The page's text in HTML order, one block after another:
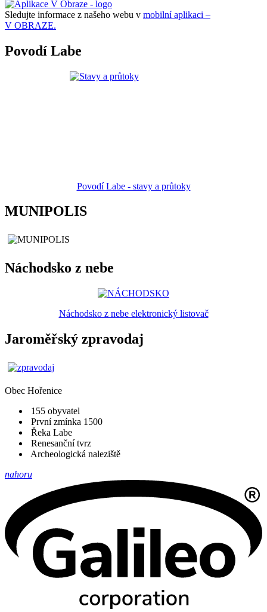
Sledujte informace z našeho webu v mobilní aplikaci –
V OBRAZE.
Povodí Labe
Povodí Labe - stavy a průtoky
MUNIPOLIS
Náchodsko z nebe
Náchodsko z nebe elektronický listovač
Jaroměřský zpravodaj
Obec Hořenice
155 obyvatel
První zmínka 1500
Řeka Labe
Renesanční tvrz
Archeologická naleziště
nahoru